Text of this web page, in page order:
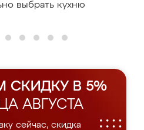
выбрать кухню
СКИДКУ В 5%
АВГУСТА
сейчас, скидка